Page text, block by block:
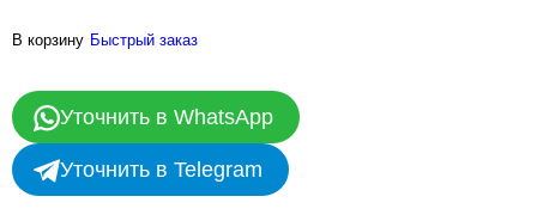
В корзину Быстрый заказ
Уточнить в WhatsApp
Уточнить в Telegram